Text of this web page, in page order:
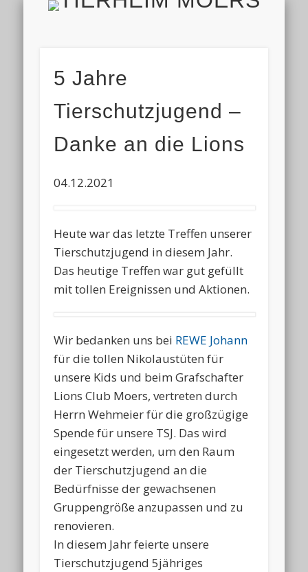
HOME
AKTUELL
ALLE TIERE
HELFEN
TIERHEIM & VEREIN
VIELEN DANK!
IMPRESSUM & DATENSCHUTZ
FINDEFIX
5 Jahre
Tierschutzjugend –
Danke an die Lions
04.12.2021
Heute war das letzte Treffen unserer
Tierschutzjugend in diesem Jahr.
Das heutige Treffen war gut gefüllt
mit tollen Ereignissen und Aktionen.
Wir bedanken uns bei REWE Johann
für die tollen Nikolaustüten für
unsere Kids und beim Grafschafter
Lions Club Moers, vertreten durch
Herrn Wehmeier für die großzügige
Spende für unsere TSJ. Das wird
eingesetzt werden, um den Raum
der Tierschutzjugend an die
Bedürfnisse der gewachsenen
Gruppengröße anzupassen und zu
renovieren.
In diesem Jahr feierte unsere
Tierschutzjugend 5jähriges